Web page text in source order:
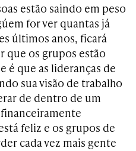
estão saindo em peso
for ver quantas já
últimos anos, ficará
que os grupos estão
é que as lideranças de
sua visão de trabalho
de dentro de um
feliz e os grupos de
cada vez mais gente